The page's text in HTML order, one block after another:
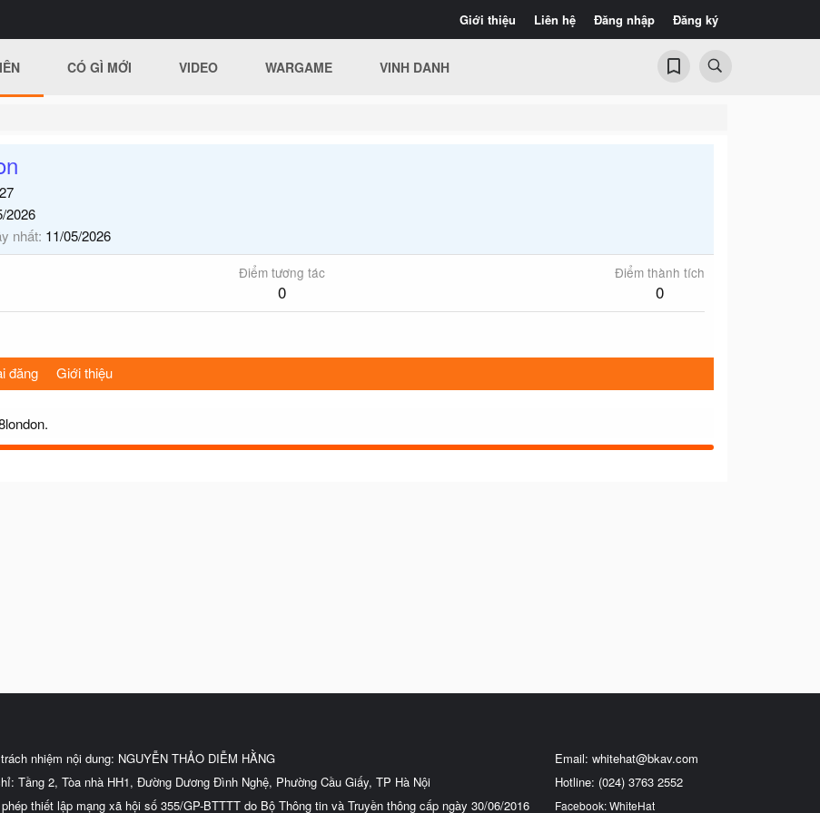
Giới thiệu Liên hệ Đăng nhập Đăng ký
CÓ GÌ MỚI VIDEO WARGAME VINH DANH
27
2026
nhất 11/05/2026
Điểm tương tác
0
Điểm thành tích
0
đăng Giới thiệu
nhiệm nội dung: NGUYỄN THẢO DIỄM HẰNG
Tầng 2, Tòa nhà HH1, Đường Dương Đình Nghệ, Phường Cầu Giấy, TP Hà Nội
thiết lập mạng xã hội số 355/GP-BTTTT do Bộ Thông tin và Truyền thông cấp ngày 30/06/2016
Email: whitehat@bkav.com
Hotline: (024) 3763 2552
Facebook: WhiteHat